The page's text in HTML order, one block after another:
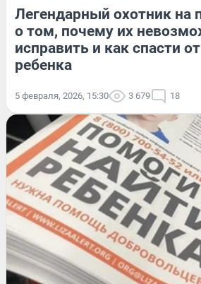
Легендарный охотник на
о том, почему их
исправить и как спасти
ребенка
5 февраля, 2026, 15:30 3 679 18